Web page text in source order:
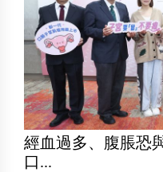
經血過多、腹脹恐
口...